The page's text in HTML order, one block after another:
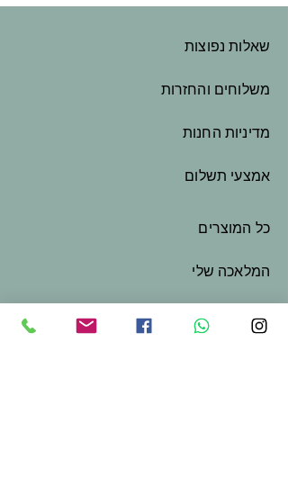
שאלות נפוצות
משלוחים והחזרות
מדיניות החנות
אמצעי תשלום
כל המוצרים
המלאכה שלי
שובר מתנה